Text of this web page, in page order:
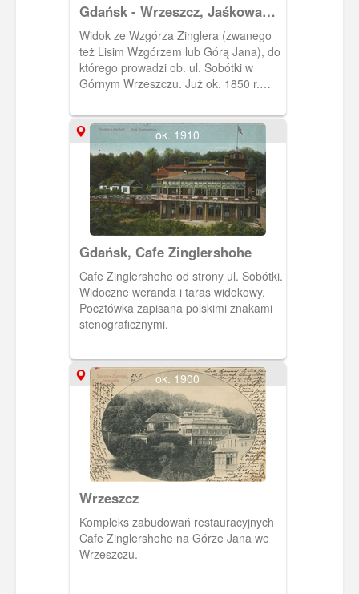
Gdańsk - Wrzeszcz, Jaśkowa
Dolina
Widok ze Wzgórza Zinglera (zwanego
też Lisim Wzgórzem lub Górą Jana), do
którego prowadzi ob. ul. Sobótki w
Górnym Wrzeszczu. Już ok. 1850 r.
popularna Restauracja Zinglera,
pełniąca także rolę schroniska dla
amatorów pieszych wycieczek oraz wrót
Parku Jaśkowej Doliny. To z tego
miejsca początek brały ścieżki biegnące
w różnych kierunkach po terenie tego
parku. Od 1958 r. w budynku dawnej
restauracji miała przez wiele lat
siedzibę TVP (Oddział Gdańsk). Na
pocztówce widać malowniczo położone
wille przy ob. ul. Jaśkowa Dolina.
ok. 1910
Gdańsk, Cafe Zinglershohe
Cafe Zinglershohe od strony ul. Sobótki.
Widoczne weranda i taras widokowy.
Pocztówka zapisana polskimi znakami
stenograficznymi.
ok. 1900
Wrzeszcz
Kompleks zabudowań restauracyjnych
Cafe Zinglershohe na Górze Jana we
Wrzeszczu.